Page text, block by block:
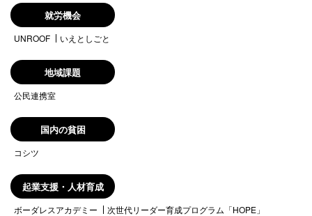
就労機会
UNROOF いえとしごと
地域課題
公民連携室
国内の貧困
コシツ
起業支援・人材育成
ボーダレスアカデミー 次世代リーダー育成プログラム「HOPE」